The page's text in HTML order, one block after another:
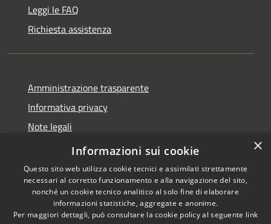
Leggi le FAQ
Richiesta assistenza
Amministrazione trasparente
Informativa privacy
Note legali
Dichiarazione di accessibilità
Copyright © 2026 • Comune di
Bompietro • Powered by
×
Informazioni sui cookie
Questo sito web utilizza cookie tecnici e assimilati strettamente
necessari al corretto funzionamento e alla navigazione del sito,
nonché un cookie tecnico analitico al solo fine di elaborare
informazioni statistiche, aggregate e anonime.
Per maggiori dettagli, può consultare la cookie policy al seguente link